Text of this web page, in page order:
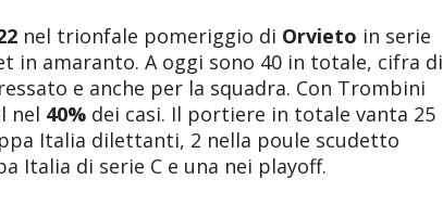
nel trionfale pomeriggio di Orvieto in serie
in amaranto. A oggi sono 40 in totale, cifra di
e anche per la squadra. Con Trombini
nel 40% dei casi. Il portiere in totale vanta 25
Italia dilettanti, 2 nella poule scudetto
Italia di serie C e una nei playoff.